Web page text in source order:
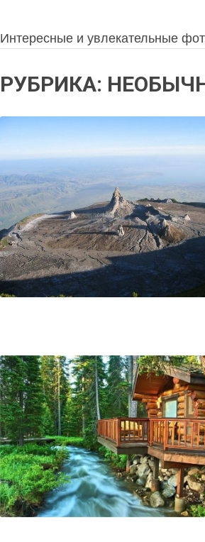
Интересные и увлекательные
РУБРИКА: